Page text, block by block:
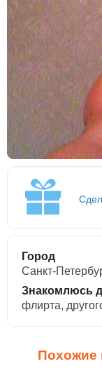
Город
Санкт-
Знакомлюсь
флирта,
Похожие